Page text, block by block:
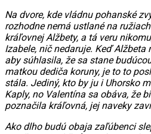
Na dvore, kde vládnu pohanské
rozhodne nemá ustlané na
kráľovnej Alžbety, a tá veru
Izabele, nič nedaruje. Keď
aby súhlasila, že sa stane
matkou dediča koruny, je to to
stála. Jediný, kto by ju i Uhorsko
Kaply, no Valentína sa obáva, že
poznačila kráľovná, jej naveky
Ako dlho budú obaja zaľúbenci